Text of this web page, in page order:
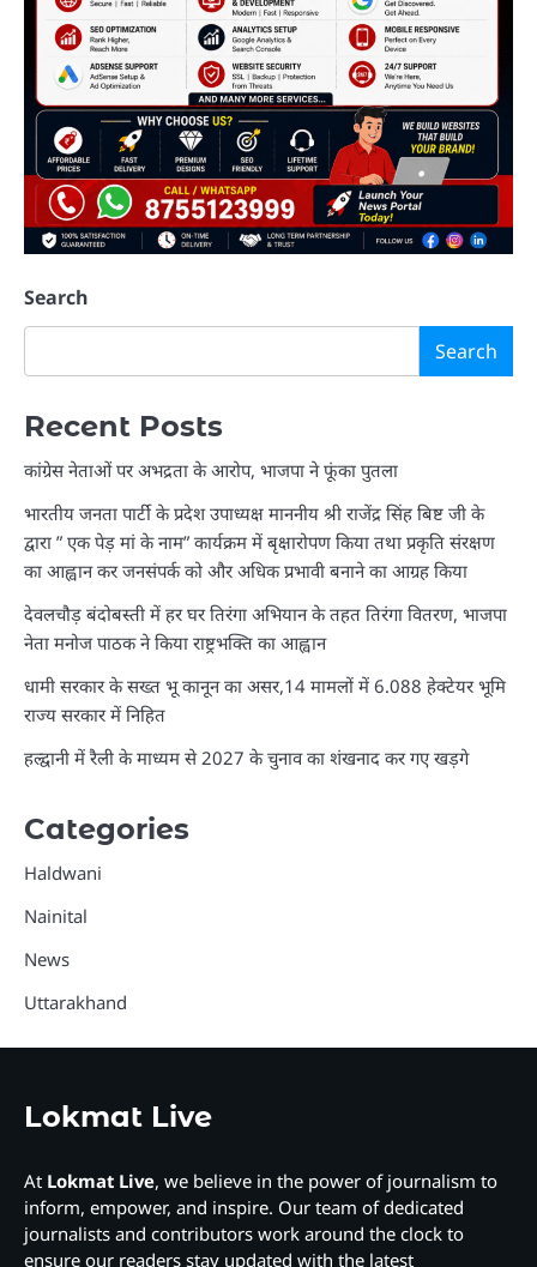
Search
Search
Recent Posts
कांग्रेस नेताओं पर अभद्रता के आरोप, भाजपा ने फूंका पुतला
भारतीय जनता पार्टी के प्रदेश उपाध्यक्ष माननीय श्री राजेंद्र सिंह बिष्ट जी के
द्वारा ” एक पेड़ मां के नाम” कार्यक्रम में बृक्षारोपण किया तथा प्रकृति संरक्षण
का आह्वान कर जनसंपर्क को और अधिक प्रभावी बनाने का आग्रह किया
देवलचौड़ बंदोबस्ती में हर घर तिरंगा अभियान के तहत तिरंगा वितरण, भाजपा
नेता मनोज पाठक ने किया राष्ट्रभक्ति का आह्वान
धामी सरकार के सख्त भू कानून का असर,14 मामलों में 6.088 हेक्टेयर भूमि
राज्य सरकार में निहित
हल्द्वानी में रैली के माध्यम से 2027 के चुनाव का शंखनाद कर गए खड़गे
Categories
Haldwani
Nainital
News
Uttarakhand
Lokmat Live
At Lokmat Live, we believe in the power of journalism to
inform, empower, and inspire. Our team of dedicated
journalists and contributors work around the clock to
ensure our readers stay updated with the latest